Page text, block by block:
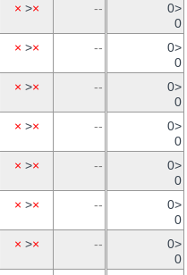
× >× --
0>
0
× >× --
0>
0
× >× --
0>
0
× >× --
0>
0
× >× --
0>
0
× >× --
0>
0
× >× --
0>
0